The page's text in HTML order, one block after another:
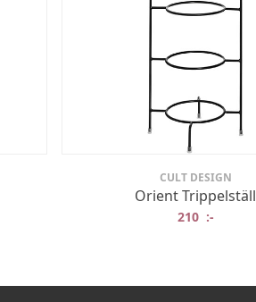
CULT DESIGN
Orient Trippelställ
210 :-